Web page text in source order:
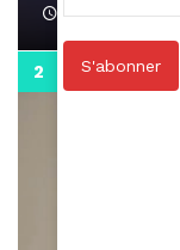
April 1, 2022
S'abonner